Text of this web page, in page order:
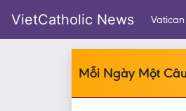
VietCatholic News Vatican
Mỗi Ngày Một